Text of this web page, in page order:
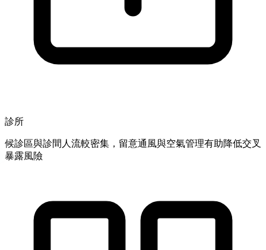
診所
候診區與診間人流較密集，留意通風與空氣管理有助降低交叉
暴露風險